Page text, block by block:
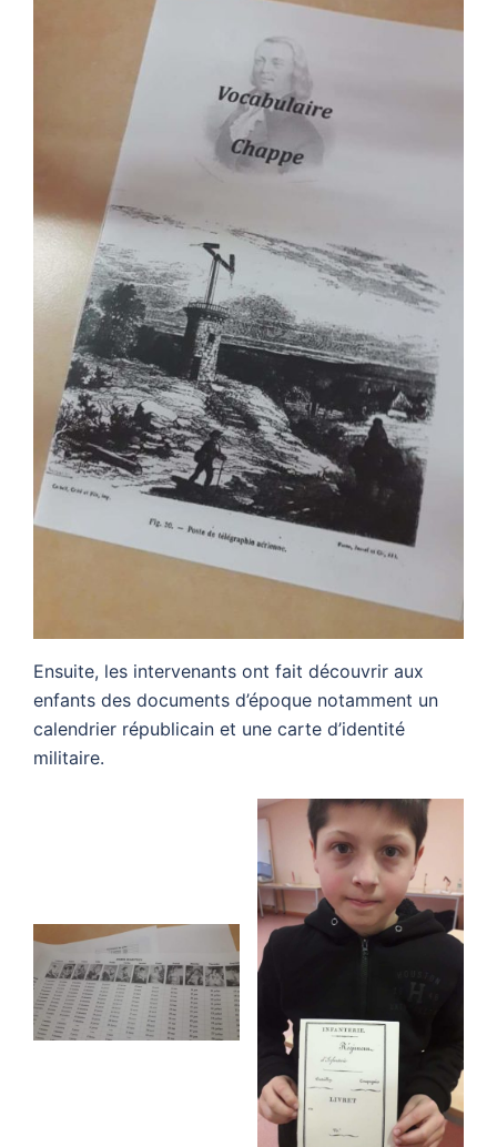
Ensuite, les intervenants ont fait découvrir aux
enfants des documents d’époque notamment un
calendrier républicain et une carte d’identité
militaire.